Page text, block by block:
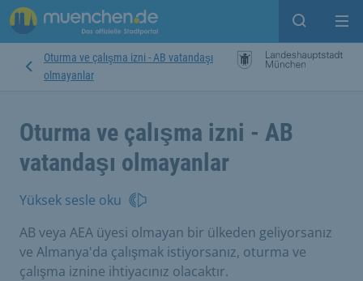
Open
Oturma ve çalışma izni - AB vatandaşı
olmayanlar
Oturma ve çalışma izni - AB
vatandaşı olmayanlar
Yüksek sesle oku
AB veya AEA üyesi olmayan bir ülkeden geliyorsanız
ve Almanya'da çalışmak istiyorsanız, oturma ve
çalışma iznine ihtiyacınız olacaktır.